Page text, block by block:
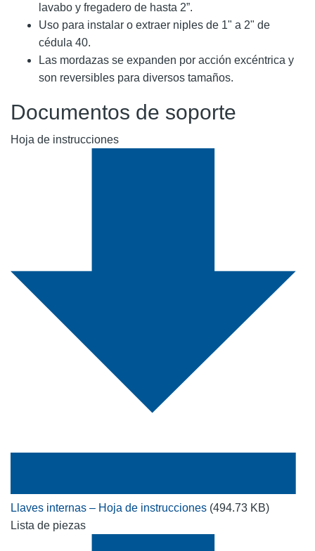
lavabo y fregadero de hasta 2”.
Uso para instalar o extraer niples de 1" a 2" de
cédula 40.
Las mordazas se expanden por acción excéntrica y
son reversibles para diversos tamaños.
Documentos de soporte
Hoja de instrucciones
Llaves internas – Hoja de instrucciones (494.73 KB)
Lista de piezas